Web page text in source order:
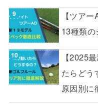
【ツア
13種類
【2025
たらどう
原因別に